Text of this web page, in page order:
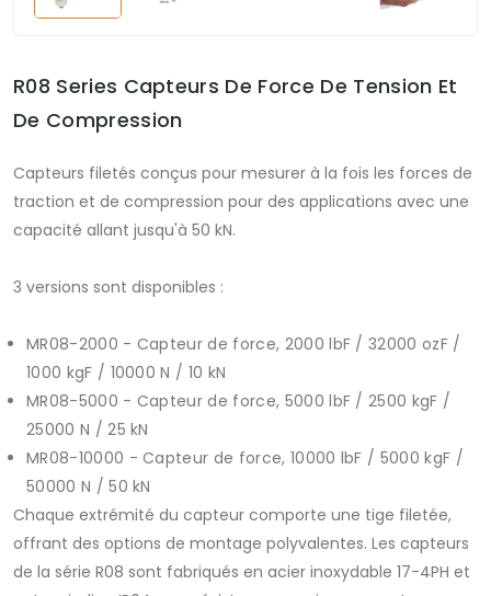
R08 Series Capteurs De Force De Tension Et
De Compression
Capteurs filetés conçus pour mesurer à la fois les forces de
traction et de compression pour des applications avec une
capacité allant jusqu'à 50 kN.
3 versions sont disponibles :
MR08-2000 - Capteur de force, 2000 lbF / 32000 ozF /
1000 kgF / 10000 N / 10 kN
MR08-5000 - Capteur de force, 5000 lbF / 2500 kgF /
25000 N / 25 kN
MR08-10000 - Capteur de force, 10000 lbF / 5000 kgF /
50000 N / 50 kN
Chaque extrémité du capteur comporte une tige filetée,
offrant des options de montage polyvalentes. Les capteurs
de la série R08 sont fabriqués en acier inoxydable 17-4PH et